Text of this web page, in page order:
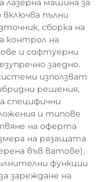
машина за
пълни
сборка на
контрол на
и софтуерни
заедно.
използват
решения,
специфични
и типове
на оферта
на рязащата
във ватове),
функции
зареждане на